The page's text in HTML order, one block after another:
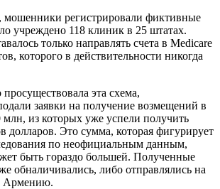
мошенники регистрировали фиктивные
учреждено 118 клиник в 25 штатах.
только направлять счета в Medicare
которого в действительности никогда
просуществовала эта схема,
заявки на получение возмещений в
млн, из которых уже успели получить
долларов. Это сумма, которая фигурирует
по неофициальным данным,
быть гораздо большей. Полученные
обналичивались, либо отправлялись на
Армению.